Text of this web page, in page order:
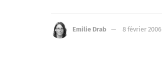
Emilie Drab 8 février 2006